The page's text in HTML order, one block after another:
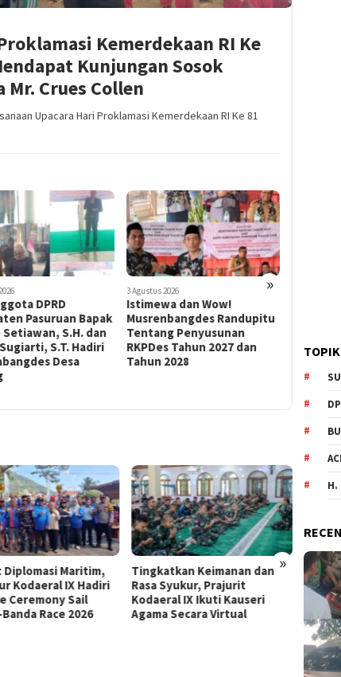
Kemerdekaan RI Ke
Kunjungan Sosok
Crues Collen
Upacara Hari Proklamasi Kemerdekaan RI Ke 81
»
DPRD
Pasuruan Bapak
Setiawan, S.H. dan
S.T. Hadiri
Desa
3 Agustus 2026
Istimewa dan Wow!
Musrenbangdes Randupitu
Tentang Penyusunan
RKPDes Tahun 2027 dan
Tahun 2028
»
Diplomasi Maritim,
Kodaeral IX Hadiri
Ceremony Sail
Race 2026
Tingkatkan Keimanan dan
Rasa Syukur, Prajurit
Kodaeral IX Ikuti Kauseri
Agama Secara Virtual
2027
H.